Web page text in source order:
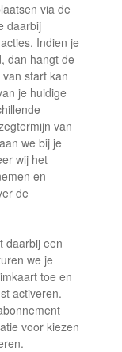
via de
daarbij
Indien je
dan hangt de
start kan
je huidige
van
we bij je
wij het
en
de
daarbij een
we je
toe en
activeren.
voor kiezen